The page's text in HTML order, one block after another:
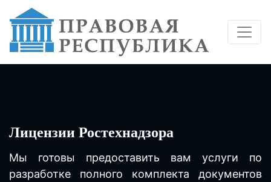
Лицензии Ростехнадзора
Мы готовы предоставить вам услуги по
разработке полного комплекта документов